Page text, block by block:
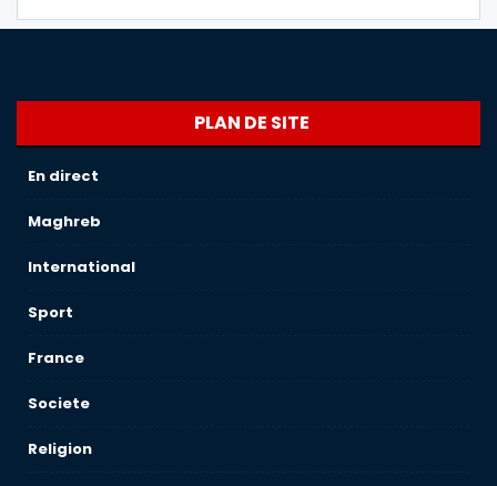
PLAN DE SITE
En direct
Maghreb
International
Sport
France
Societe
Religion